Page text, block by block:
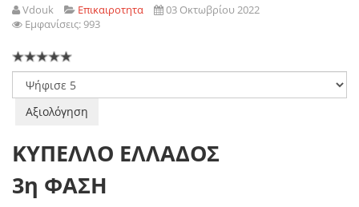
Vdouk Επικαιροτητα
03 Οκτωβρίου 2022
Εμφανίσεις: 993
Παρακαλώ
αξιολογήστε
ΚΥΠΕΛΛΟ ΕΛΛΑΔΟΣ
3η ΦΑΣΗ